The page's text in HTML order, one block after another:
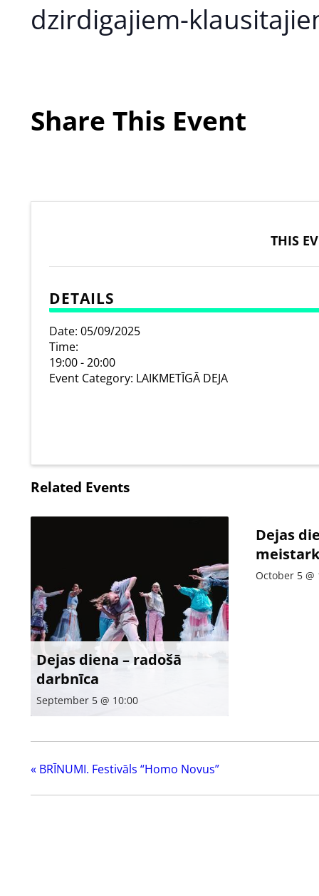
dzirdigajiem-
Share This Event
THIS
DETAILS
Date: 05/09/2025
Time:
19:00 - 20:00
Event Category: LAIKMETĪGĀ DEJA
Related Events
Dejas diena – radošā
darbnīca
September 5 @ 10:00
Dejas
October 5 @
« BRĪNUMI. Festivāls “Homo Novus”